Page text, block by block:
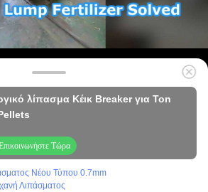
λίπασμα Κέικ Breaker για Ton
Τώρα
Νέου Τύπου 0.7mm
Λιπάσματος